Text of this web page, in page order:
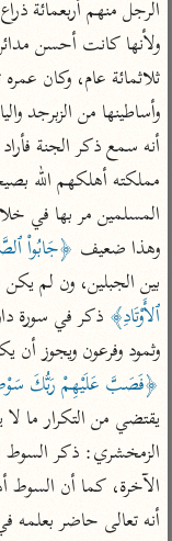
تفسير الماوردي
منتقاة
تفسير ابن القيم
تفسير ابن تيمية
عامّة
تفسير السمعاني
تفسير مكّي
محاسن التأويل
للقاسمي
تفسير الثعالبي
تفسير السمرقندي
تفسير الثعلبي
وهذا ضعيف ﴿جَابُواْ
بين الجبلين، ون لم يكن
ٱلأَوْتَادِ﴾ ذكر في سورة
وثمود وفرعون ويجوز أن
﴿فَصَبَّ عَلَيْهِمْ رَبُّكَ
الآخرة، كما أن السوط